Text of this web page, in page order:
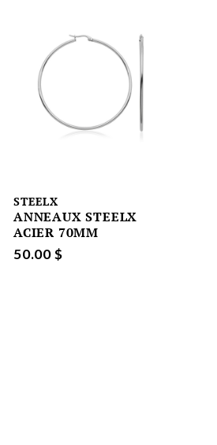
STEELX
ANNEAUX STEELX
ACIER 70MM
50.00 $